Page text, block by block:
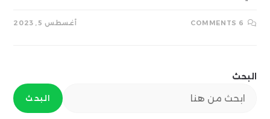
6 COMMENTS أغسطس 5, 2023
البحث
البحث